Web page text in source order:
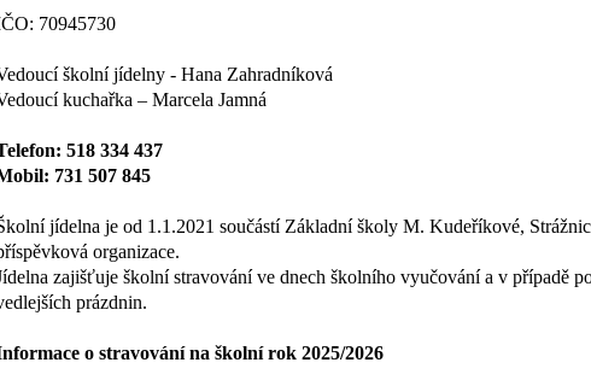
70945730
školní jídelny - Hana Zahradníková
kuchařka – Marcela Jamná
518 334 437
731 507 845
jídelna je od 1.1.2021 součástí Základní školy M. Kudeříkové,
organizace.
zajišťuje školní stravování ve dnech školního vyučování a v případě
prázdnin.
o stravování na školní rok 2025/2026